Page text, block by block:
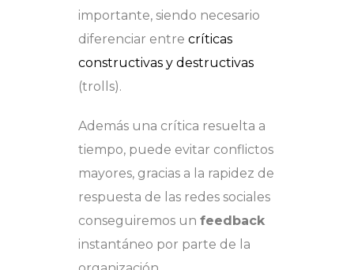
importante, siendo necesario
diferenciar entre críticas
constructivas y destructivas
(trolls).
Además una crítica resuelta a
tiempo, puede evitar conflictos
mayores, gracias a la rapidez de
respuesta de las redes sociales
conseguiremos un feedback
instantáneo por parte de la